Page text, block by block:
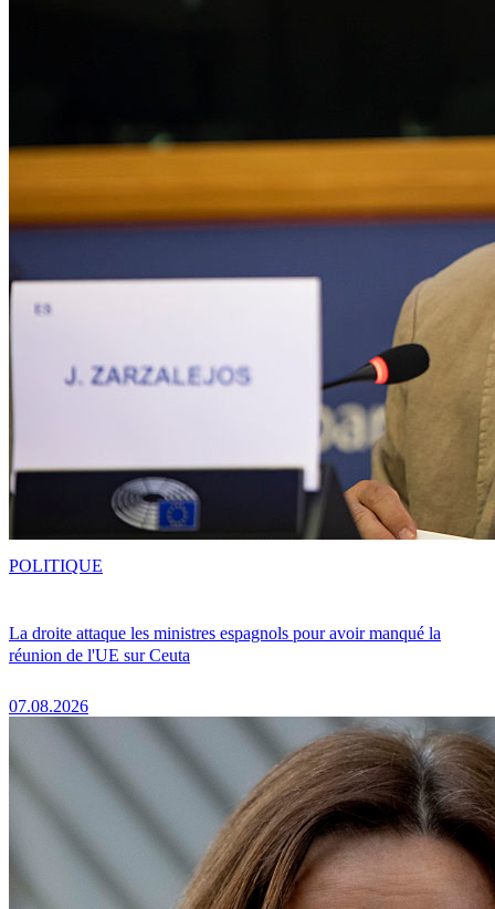
La droite attaque les ministres espagnols pour avoir manqué la
réunion de l'UE sur Ceuta
07.08.2026
POLITIQUE